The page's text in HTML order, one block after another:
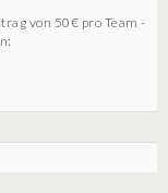
von 50€ pro Team -